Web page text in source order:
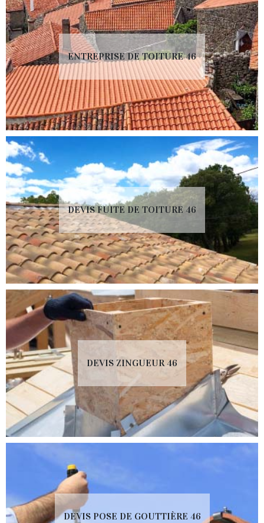
ENTREPRISE DE TOITURE 46
DEVIS FUITE DE TOITURE 46
DEVIS ZINGUEUR 46
DEVIS POSE DE GOUTTIÈRE 46